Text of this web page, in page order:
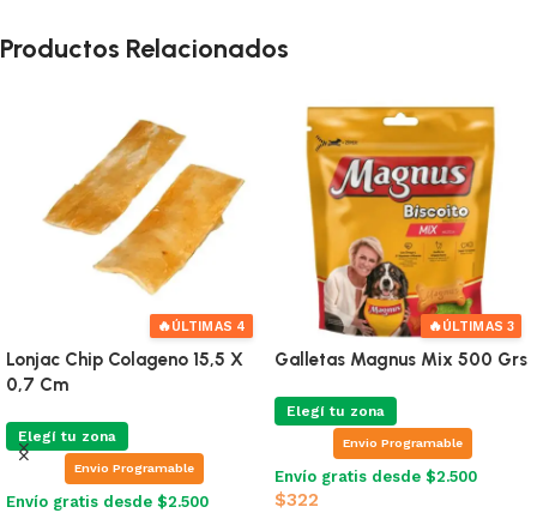
Productos Relacionados
🔥ÚLTIMAS 4
Lonjac Chip Colageno 15,5 X
0,7 Cm
Elegí tu zona
Envio Programable
Envío gratis desde $2.500
🔥ÚLTIMAS 3
Galletas Magnus Mix 500 Grs
Elegí tu zona
Envio Programable
Envío gratis desde $2.500
$322